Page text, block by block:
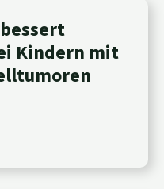
Kindern mit